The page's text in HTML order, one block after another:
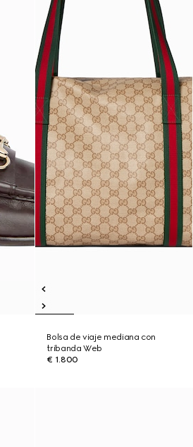
Bolsa de viaje mediana con
tribanda Web
€ 1.800